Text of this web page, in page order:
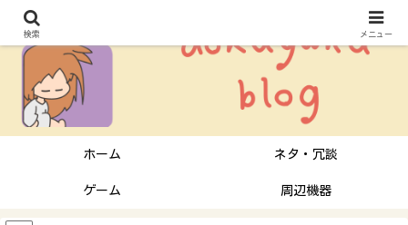
ホーム ネタ・冗談
ゲーム 周辺機器
検索 メニュー